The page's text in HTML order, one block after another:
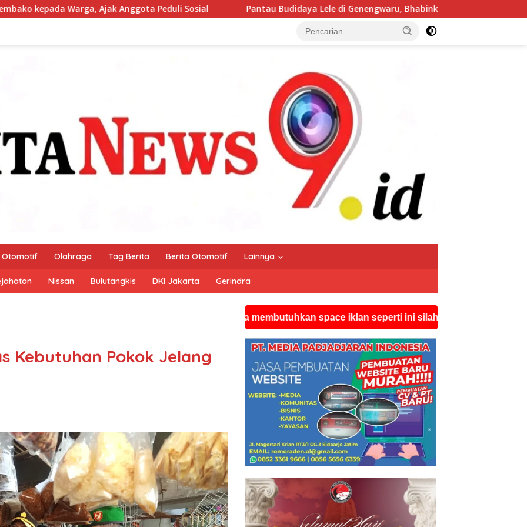
Anggota Peduli Sosial Pantau Budidaya Lele di Genengwaru, Bhabinkamtibmas Pastikan Pertumbuhan Ikan
Otomotif Olahraga Tag Berita Berita Otomotif Lainnya
Nissan Bulutangkis DKI Jakarta Gerindra
Kebutuhan Pokok Jelang
Jika anda membutuhkan space iklan seperti ini silahkan hubungi watsapp redaksi